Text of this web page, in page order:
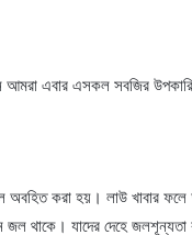
এবার এসকল সবজির
করা হয়। লাউ খাবার ফলে
জল থাকে। যাদের দেহে জলশূন্যতা